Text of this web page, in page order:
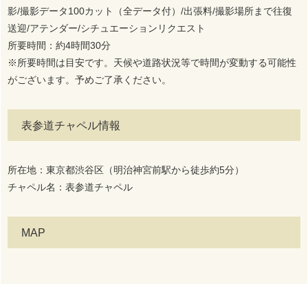
影/撮影データ100カット（全データ付）/出張料/撮影場所まで往復
送迎/アテンダー/シチュエーションリクエスト
所要時間：約4時間30分
※所要時間は目安です。天候や道路状況等で時間が変動する可能性
がございます。予めご了承ください。
表参道チャペル情報
所在地：東京都渋谷区（明治神宮前駅から徒歩約5分）
チャペル名：表参道チャペル
MAP